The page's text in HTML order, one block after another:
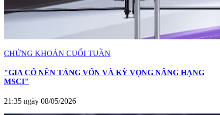
CHỨNG KHOÁN CUỐI TUẦN
"GIA CỐ NỀN TẢNG VỐN VÀ KỲ VỌNG NÂNG HẠNG
MSCI"
21:35 ngày 08/05/2026